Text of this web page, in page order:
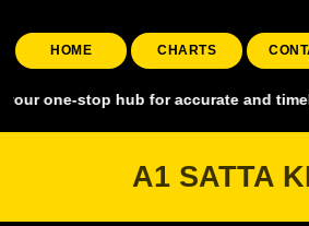
HOME CHARTS
hub for accurate and timely Delhi
A1 SATTA